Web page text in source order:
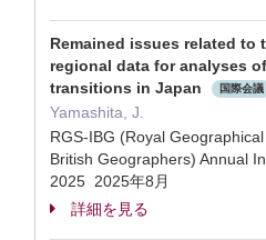
Remained issues related to
regional data for analyses
transitions in Japan
国際会議
Yamashita, J.
RGS-IBG (Royal
British Geographers) Annual
2025 2025年8月
詳細を見る